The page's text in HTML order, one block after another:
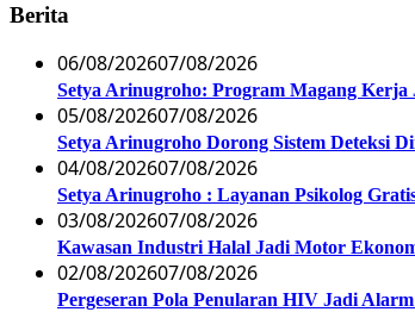
Berita
06/08/202607/08/2026
Setya Arinugroho: Program Magang Kerja
05/08/202607/08/2026
Setya Arinugroho Dorong Sistem Deteksi
04/08/202607/08/2026
Setya Arinugroho : Layanan Psikolog
03/08/202607/08/2026
Kawasan Industri Halal Jadi Motor
02/08/202607/08/2026
Pergeseran Pola Penularan HIV Jadi